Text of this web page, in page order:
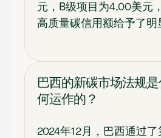
元，B级项目为4.00美元
高质量碳信用额给予了明
巴西的新碳市场法规
何运作的？
2024年12月，巴西通过